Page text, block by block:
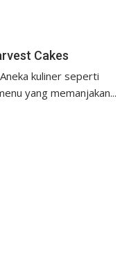
Cakes
kuliner seperti
yang memanjakan...